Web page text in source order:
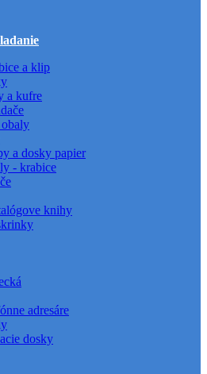
a klip
a kufre
a dosky papier
- krabice
knihy
adresáre
dosky